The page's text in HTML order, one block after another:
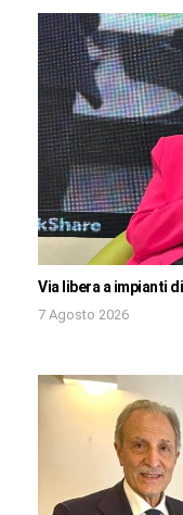
Via libera a impianti
7 Agosto 2026